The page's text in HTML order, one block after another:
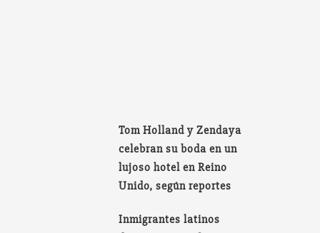
Tom Holland y Zendaya
celebran su boda en un
lujoso hotel en Reino
Unido, según reportes
Inmigrantes latinos